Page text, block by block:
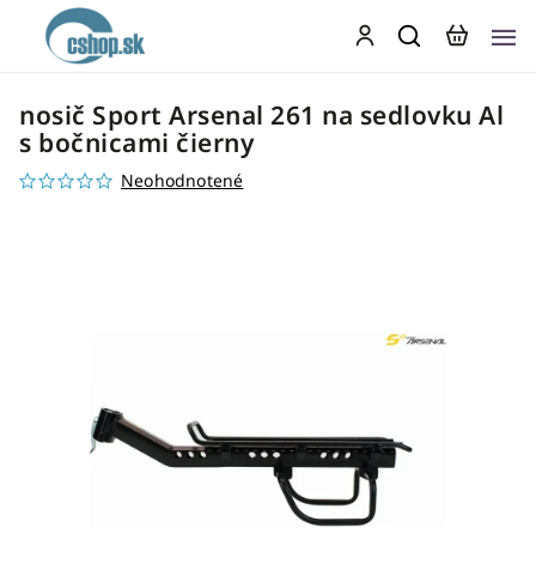
nosič Sport Arsenal 261 na sedlovku Al
s bočnicami čierny
Neohodnotené